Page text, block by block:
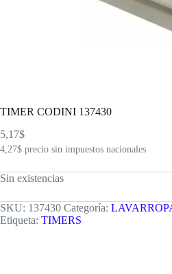
TIMER CODINI 137430
5,17$
4,27$ precio sin impuestos nacionales
Sin existencias
SKU: 137430 Categoría:
Etiqueta: TIMERS